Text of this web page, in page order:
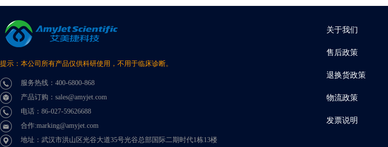
提示：本公司所有产品仅供科研使用，不用于临床诊断。
服务热线：400-6800-868
产品订购：sales@amyjet.com
电话：86-027-59626688
合作:marking@amyjet.com
地址：武汉市洪山区光谷大道35号光谷总部国际二期时代1栋13楼
关于我们
售后政策
退换货政策
物流政策
发票说明